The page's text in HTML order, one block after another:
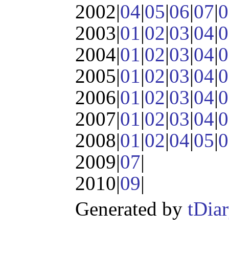
2002|04|05|06|07|
2003|01|02|03|04|
2004|01|02|03|04|
2005|01|02|03|04|
2006|01|02|03|04|
2007|01|02|03|04|
2008|01|02|04|05|
2009|07|
2010|09|
Generated by